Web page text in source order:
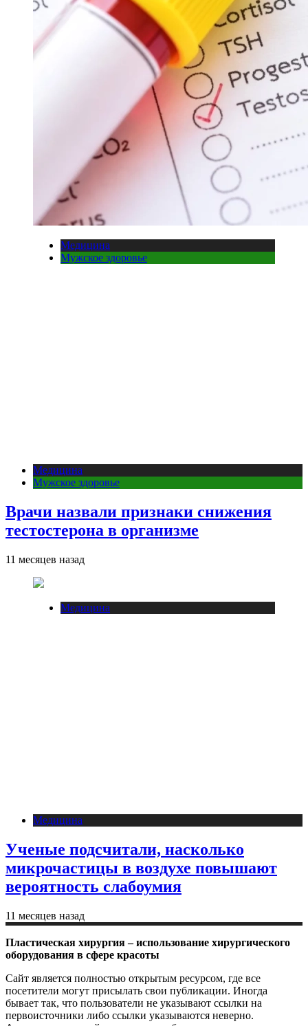
Медицина
Мужское здоровье
Медицина
Мужское здоровье
Врачи назвали признаки снижения
тестостерона в организме
11 месяцев назад
Медицина
Медицина
Ученые подсчитали, насколько
микрочастицы в воздухе повышают
вероятность слабоумия
11 месяцев назад
Пластическая хирургия – использование хирургического
оборудования в сфере красоты
Сайт является полностью открытым ресурсом, где все
посетители могут присылать свои публикации. Иногда
бывает так, что пользователи не указывают ссылки на
первоисточники либо ссылки указываются неверно.